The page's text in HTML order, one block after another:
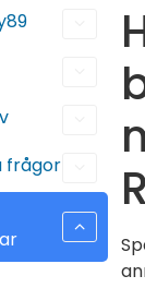
frågor